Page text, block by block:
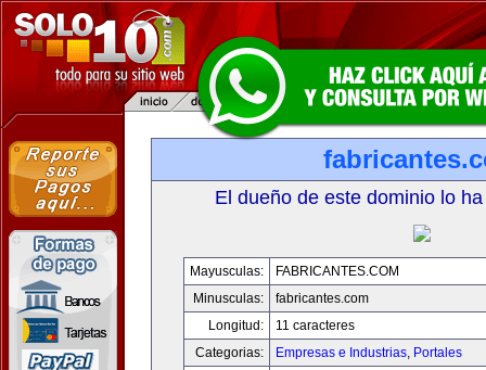
El dueño de este dominio lo
Mayusculas:
FABRICANTES.COM
Minusculas:
fabricantes.com
Longitud:
11 caracteres
Categorias:
Empresas e Industrias, Portales